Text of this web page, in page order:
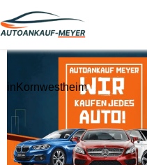
inKornwestheim